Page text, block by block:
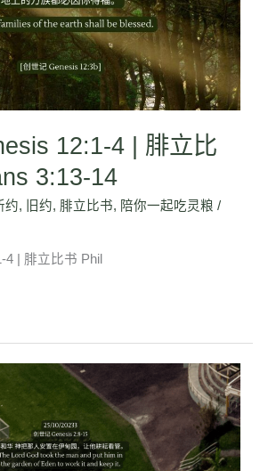
12:1-4 | 腓立比
3:13-14
约, 旧约, 腓立比书, 陪你一起吃灵粮 /
4 | 腓立比书 Phil